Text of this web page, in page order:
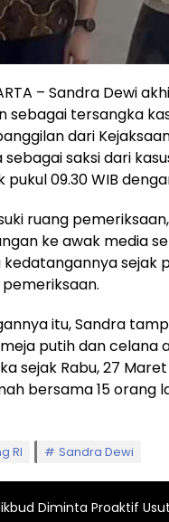
– Sandra Dewi
sebagai tersangka
dari
sebagai saksi dari
pukul 09.30 WIB
ruang
ke awak media
sejak
itu, Sandra
putih dan celana
sejak Rabu, 27
bersama 15 orang
RI Sandra Dewi
Diminta Proaktif